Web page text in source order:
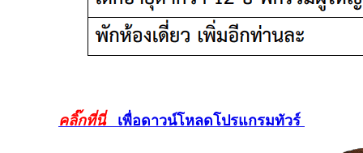
คลิ๊กที่นี่ เพื่อดาวน์โหลดโปรแกรมทัวร์